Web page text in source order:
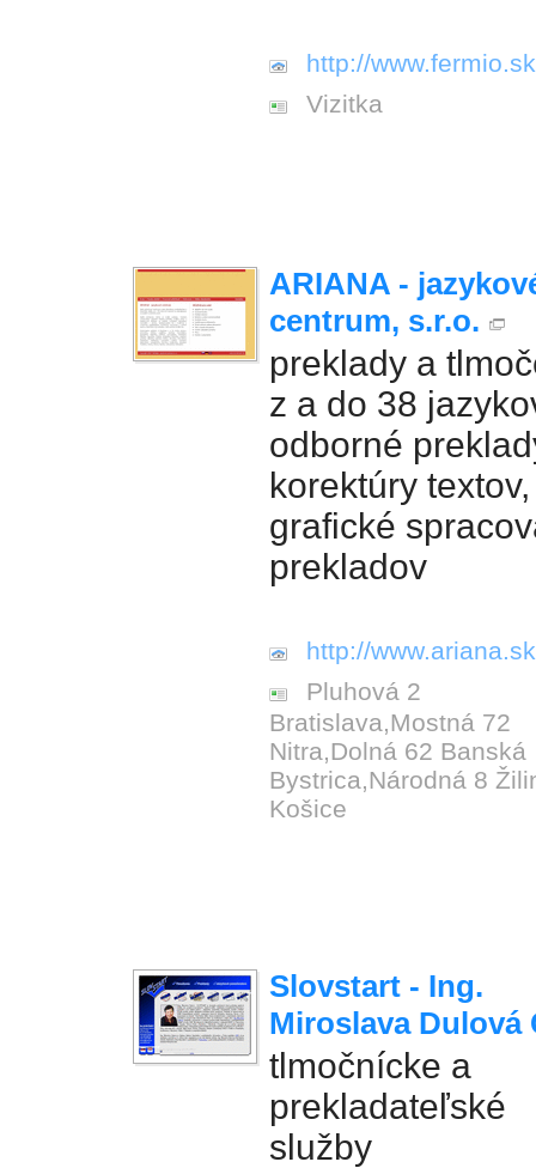
http://
Vizitka
ARIANA -
centrum, s.r.o.
preklady a
z a do 38
odborné
korektúry textov,
grafické
prekladov
http://
Pluhová 2
Bratislava,Mostná 72
Nitra,Dolná 62 Banská
Bystrica,Národná 8
Košice
Slovstart - Ing.
Miroslava Dulová
tlmočnícke a
prekladateľské
služby